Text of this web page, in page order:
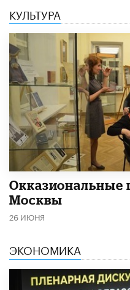
КУЛЬТУРА
Москвы
26 ИЮНЯ
ЭКОНОМИКА